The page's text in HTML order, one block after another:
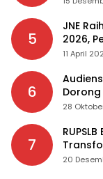
5
JNE
2026,
11 April
6
Dorong
28
7
20